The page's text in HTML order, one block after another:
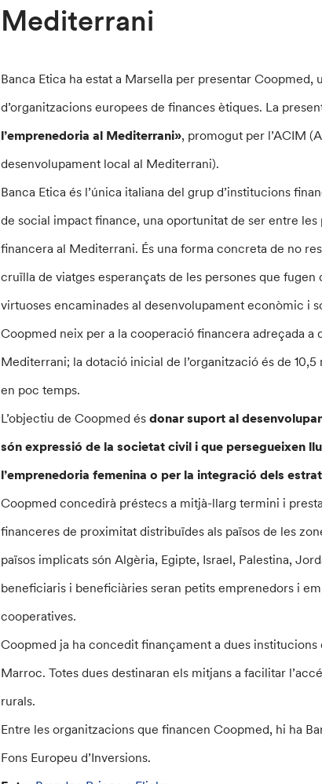
Mediterrani
Banca Etica ha estat a Marsella per presentar
d’organitzacions europees de finances ètiques. La
l’emprenedoria al Mediterrani», promogut per l’ACIM
desenvolupament local al Mediterrani).
Banca Etica és l’única italiana del grup d’institucions
de social impact finance, una oportunitat de ser entre
financera al Mediterrani. És una forma concreta de no
cruïlla de viatges esperançats de les persones que
virtuoses encaminades al desenvolupament econòmic i
Coopmed neix per a la cooperació financera adreçada a
Mediterrani; la dotació inicial de l’organització és de
en poc temps.
L’objectiu de Coopmed ésdonar suport al
són expressió de la societat civil i que persegueixen
l’emprenedoria femenina o per la integració dels
Coopmed concedirà préstecs a mitjà-llarg termini i
financeres de proximitat distribuïdes als països de les
països implicats són Algèria, Egipte, Israel, Palestina,
beneficiaris i beneficiàries seran petits emprenedors i
cooperatives.
Coopmed ja ha concedit finançament a dues
Marroc. Totes dues destinaran els mitjans a facilitar
rurals.
Entre les organitzacions que financen Coopmed, hi ha
Fons Europeu d’Inversions.